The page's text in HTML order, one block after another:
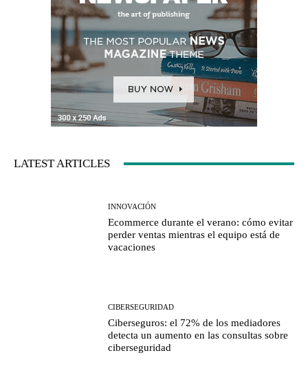
LATEST ARTICLES
INNOVACIÓN
Ecommerce durante el verano: cómo evitar
perder ventas mientras el equipo está de
vacaciones
CIBERSEGURIDAD
Ciberseguros: el 72% de los mediadores
detecta un aumento en las consultas sobre
ciberseguridad